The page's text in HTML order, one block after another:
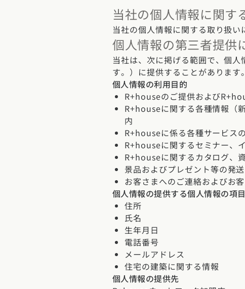
デザイン
家づくりの流れ
選べる仕様
コストパフォーマ
アフターサポート
建築家
北海道青森県岩手県 宮
関東エリア
東京都神奈川県埼玉県
甲信越・北陸エリア
東海エリア
愛知県岐阜県 静岡県三
関西エリア
広島県 岡山県 鳥取県
施工事例
施工事例一覧
平屋
2階建て
狭小住宅
二世帯住宅
フォトギャラリー
オーナー様の声(評
【特集】平屋の注文住宅
動画で学ぶ注文住宅
動画で学ぶ注文住
家づくりのお勉強
デザイン
ルームツアー
家づくりコラム一
注文住宅の基礎知識
設備・性能
間取りのヒント
エリア別注文住宅
北海道・東北エリア
東京都
甲信越・北陸エリア
当社の個人情報に関す
当社の個人情報に関する取り扱い
個人情報の第三者提供
当社は、次に掲げる範囲で、個
す。）に提供することがあります。
個人情報の利用目的
R+houseのご提供および
R+houseに関する各種情報（
内
R+houseに係る各種サービス
R+houseに関するセミナー、
R+houseに関するカタログ、
景品およびプレゼント等の発送
お客さまへのご連絡およびお
個人情報の提供する個人情報の項目
住所
氏名
生年月日
電話番号
メールアドレス
住宅の建築に関する情報
個人情報の提供先